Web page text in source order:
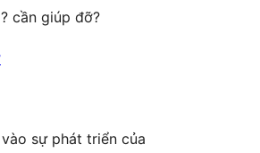
cần giúp đỡ?
sự phát triển của